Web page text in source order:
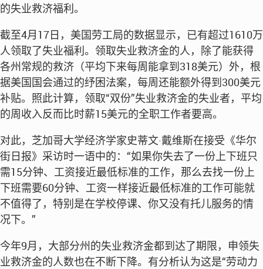
的失业救济福利。
截至4月17日，美国劳工局的数据显示，已有超过1610万
人领取了失业福利。领取失业救济金的人，除了能获得
各州常规的救济（平均下来每周能拿到318美元）外，根
据美国国会通过的纾困法案，每周还能额外得到300美元
补贴。照此计算，领取“双份”失业救济金的失业者，平均
的周收入反而比时薪15美元的全职工作者要高。
对此，芝加哥大学经济学家史蒂文·戴维斯在接受《华尔
街日报》采访时一语中的：“如果你失去了一份上下班只
需15分钟、工资接近最低标准的工作，那么去找一份上
下班需要60分钟、工资一样接近最低标准的工作可能就
不值得了，特别是在学校停课、你又没有托儿服务的情
况下。”
今年9月，大部分州的失业救济金都到达了期限，申领失
业救济金的人数也在不断下降。有分析认为这是“劳动力